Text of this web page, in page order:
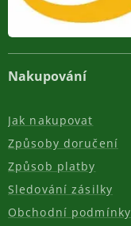
Nakupování
Jak nakupovat
Způsoby doručení
Způsob platby
Sledování zásilky
Obchodní podmínky